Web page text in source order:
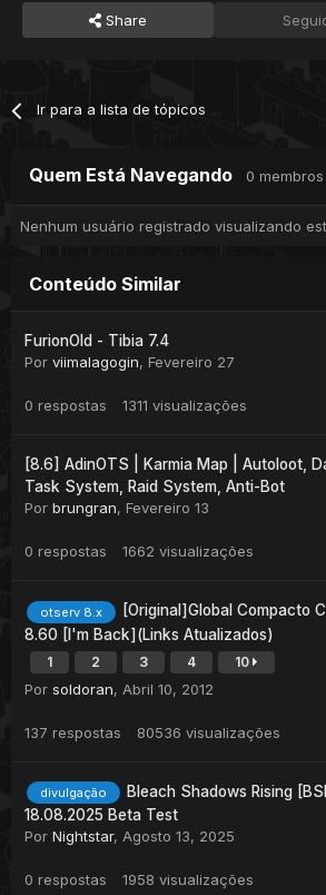
Share
Ir para a lista de tópicos
Quem Está Navegando 0
Nenhum usuário registrado visualizando
Conteúdo Similar
FurionOld - Tibia 7.4
Por viimalagogin, Fevereiro 27
0 respostas 1311 visualizações
[8.6] AdinOTS | Karmia Map | Autoloot,
Task System, Raid System, Anti-Bot
Por brungran, Fevereiro 13
0 respostas 1662 visualizações
otserv 8.x
[Original]Global Compacto
8.60 [I'm Back](Links Atualizados)
1 2 3 4 10
Por soldoran, Abril 10, 2012
137 respostas 80536 visualizações
divulgação
Bleach Shadows Rising
18.08.2025 Beta Test
Por Nightstar, Agosto 13, 2025
0 respostas 1958 visualizações